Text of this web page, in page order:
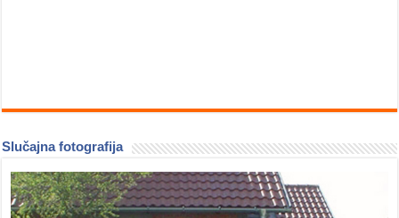
Slučajna fotografija